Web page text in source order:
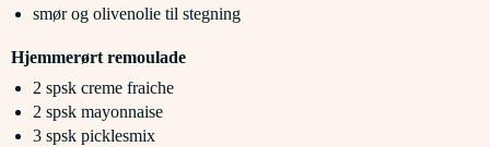
smør og olivenolie til stegning
Hjemmerørt remoulade
2 spsk creme fraiche
2 spsk mayonnaise
3 spsk picklesmix